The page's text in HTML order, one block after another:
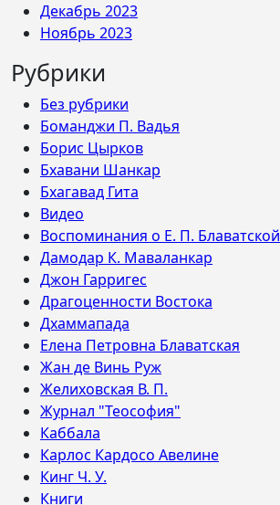
Декабрь 2023
Ноябрь 2023
Рубрики
Без рубрики
Боманджи П. Вадья
Борис Цырков
Бхавани Шанкар
Бхагавад Гита
Видео
Воспоминания о Е. П. Блаватской
Дамодар К. Маваланкар
Джон Гарригес
Драгоценности Востока
Дхаммапада
Елена Петровна Блаватская
Жан де Винь Руж
Желиховская В. П.
Журнал "Теософия"
Каббала
Карлос Кардосо Авелине
Кинг Ч. У.
Книги